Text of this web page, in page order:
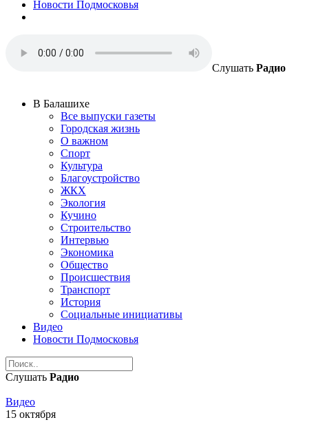
Новости Подмосковья
Слушать Радио
В Балашихе
Все выпуски газеты
Городская жизнь
О важном
Спорт
Культура
Благоустройство
ЖКХ
Экология
Кучино
Строительство
Интервью
Экономика
Общество
Происшествия
Транспорт
История
Социальные инициативы
Видео
Новости Подмосковья
Слушать Радио
Видео
15 октября